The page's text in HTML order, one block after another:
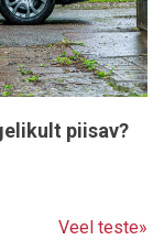
piisav?
Veel teste»